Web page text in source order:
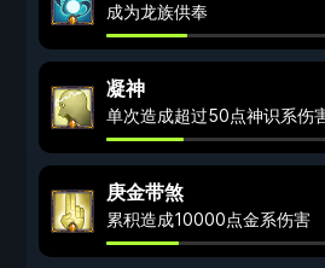
成为龙族供奉
凝神
单次造成超过50点神识系伤
庚金带煞
累积造成10000点金系伤害